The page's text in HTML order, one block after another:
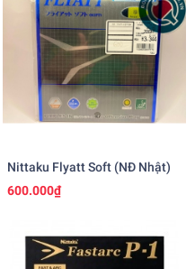
Nittaku Flyatt Soft (NĐ Nhật)
600.000₫